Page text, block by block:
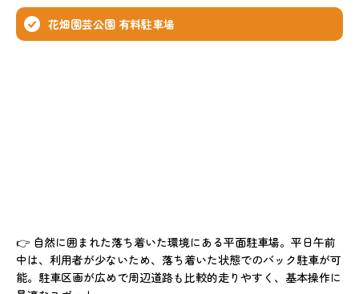
花畑園芸公園 有料駐車場
👉 自然に囲まれた落ち着いた環境にある平面駐車場。平日午前
中は、利用者が少ないため、落ち着いた状態でのバック駐車が可
能。駐車区画が広めで周辺道路も比較的走りやすく、基本操作に